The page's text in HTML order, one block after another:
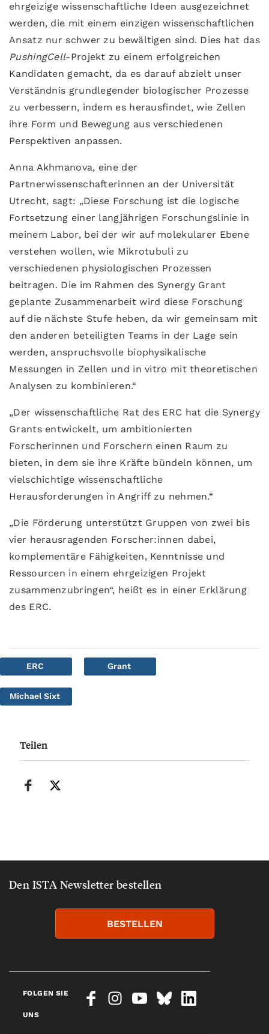
ehrgeizige wissenschaftliche Ideen ausgezeichnet
werden, die mit einem einzigen wissenschaftlichen
Ansatz nur schwer zu bewältigen sind. Dies hat das
PushingCell-Projekt zu einem erfolgreichen
Kandidaten gemacht, da es darauf abzielt unser
Verständnis grundlegender biologischer Prozesse
zu verbessern, indem es herausfindet, wie Zellen
ihre Form und Bewegung aus verschiedenen
Perspektiven anpassen.
Anna Akhmanova, eine der
Partnerwissenschafterinnen an der Universität
Utrecht, sagt: „Diese Forschung ist die logische
Fortsetzung einer langjährigen Forschungslinie in
meinem Labor, bei der wir auf molekularer Ebene
verstehen wollen, wie Mikrotubuli zu
verschiedenen physiologischen Prozessen
beitragen. Die im Rahmen des Synergy Grant
geplante Zusammenarbeit wird diese Forschung
auf die nächste Stufe heben, da wir gemeinsam mit
den anderen beteiligten Teams in der Lage sein
werden, anspruchsvolle biophysikalische
Messungen in Zellen und in vitro mit theoretischen
Analysen zu kombinieren.“
„Der wissenschaftliche Rat des ERC hat die Synergy
Grants entwickelt, um ambitionierten
Forscherinnen und Forschern einen Raum zu
bieten, in dem sie ihre Kräfte bündeln können, um
vielschichtige wissenschaftliche
Herausforderungen in Angriff zu nehmen.“
„Die Förderung unterstützt Gruppen von zwei bis
vier herausragenden Forscher:innen dabei,
komplementäre Fähigkeiten, Kenntnisse und
Ressourcen in einem ehrgeizigen Projekt
zusammenzubringen“, heißt es in einer Erklärung
des ERC.
ERC Grant
Michael Sixt
Teilen
Den ISTA Newsletter bestellen
BESTELLEN
FOLGEN SIE
UNS